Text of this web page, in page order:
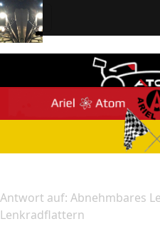
Antwort auf: Abnehmbares
Lenkradflattern